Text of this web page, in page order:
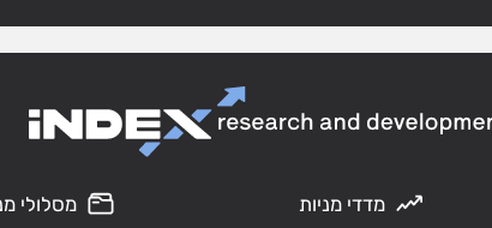
מדדי מניות מסלולי